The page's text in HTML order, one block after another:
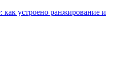
устроено ранжирование и